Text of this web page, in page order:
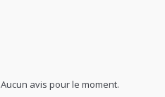
Aucun avis pour le moment.